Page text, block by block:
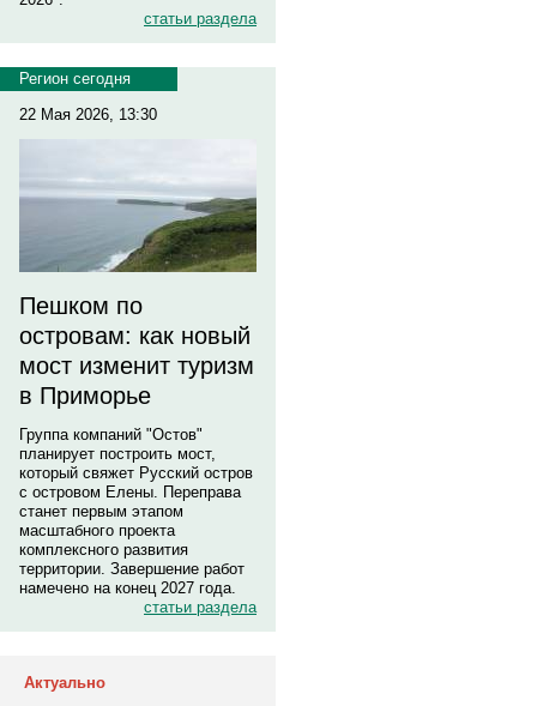
статьи раздела
Регион сегодня
22 Мая 2026, 13:30
Пешком по
островам: как новый
мост изменит туризм
в Приморье
Группа компаний "Остов"
планирует построить мост,
который свяжет Русский остров
с островом Елены. Переправа
станет первым этапом
масштабного проекта
комплексного развития
территории. Завершение работ
намечено на конец 2027 года.
статьи раздела
Актуально